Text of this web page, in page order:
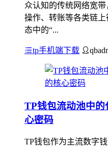
众认知的传统网络宽
操作、转账等各类链
态中的“...
tp手机端下载
TP钱包流动池中
心密码
TP钱包作为主流数字